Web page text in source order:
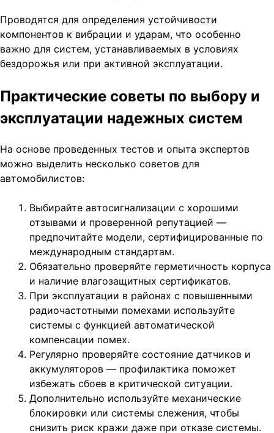
Проводятся для определения устойчивости
компонентов к вибрации и ударам, что особенно
важно для систем, устанавливаемых в условиях
бездорожья или при активной эксплуатации.
Практические советы по выбору и
эксплуатации надежных систем
На основе проведенных тестов и опыта экспертов
можно выделить несколько советов для
автомобилистов:
Выбирайте автосигнализации с хорошими
отзывами и проверенной репутацией —
предпочитайте модели, сертифицированные по
международным стандартам.
Обязательно проверяйте герметичность корпуса
и наличие влагозащитных сертификатов.
При эксплуатации в районах с повышенными
радиочастотными помехами используйте
системы с функцией автоматической
компенсации помех.
Регулярно проверяйте состояние датчиков и
аккумуляторов — профилактика поможет
избежать сбоев в критической ситуации.
Дополнительно используйте механические
блокировки или системы слежения, чтобы
снизить риск кражи даже при отказе системы.